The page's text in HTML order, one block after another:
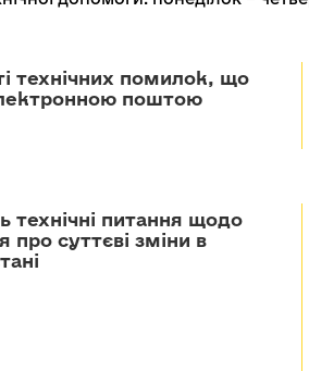
технічних помилок, що
поштою
технічні питання щодо
про суттєві зміни в